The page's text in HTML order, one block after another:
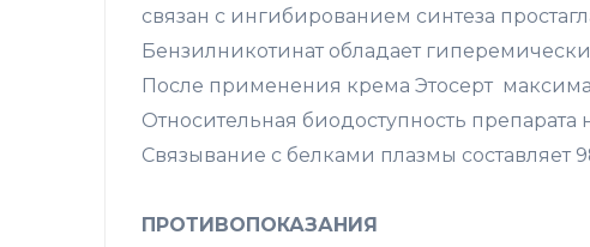
связан с ингибированием синтеза
Бензилникотинат обладает
После применения крема Этосерт
Относительная биодоступность препарата
Связывание с белками плазмы составляет
ПРОТИВОПОКАЗАНИЯ